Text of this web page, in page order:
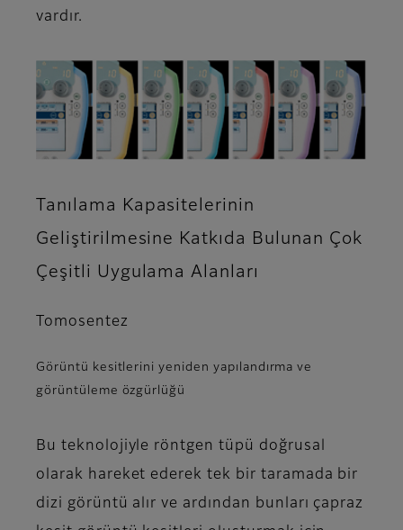
vardır.
Tanılama Kapasitelerinin
Geliştirilmesine Katkıda Bulunan Çok
Çeşitli Uygulama Alanları
Tomosentez
Görüntü kesitlerini yeniden yapılandırma ve
görüntüleme özgürlüğü
Bu teknolojiyle röntgen tüpü doğrusal
olarak hareket ederek tek bir taramada bir
dizi görüntü alır ve ardından bunları çapraz